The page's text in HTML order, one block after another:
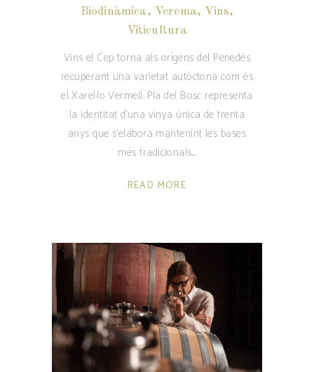
Biodinàmica, Verema, Vins,
Viticultura
Vins el Cep torna als orígens del Penedès
recuperant una varietat autòctona com és
el Xarel·lo Vermell. Pla del Bosc representa
la identitat d'una vinya única de trenta
anys que s'elabora mantenint les bases
més tradicionals.
READ MORE